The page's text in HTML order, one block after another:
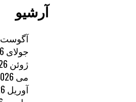
آرشیو
آگوست 2026
جولای 2026
ژوئن 2026
می 2026
آوریل 2026